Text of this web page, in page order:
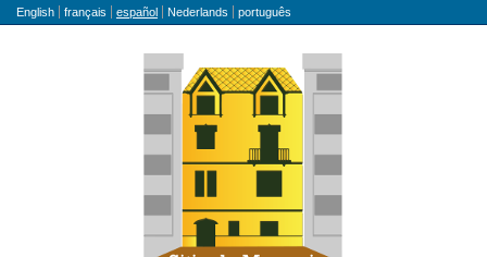
Idioma
English français español Nederlands português